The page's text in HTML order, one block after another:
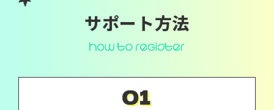
サポート方法